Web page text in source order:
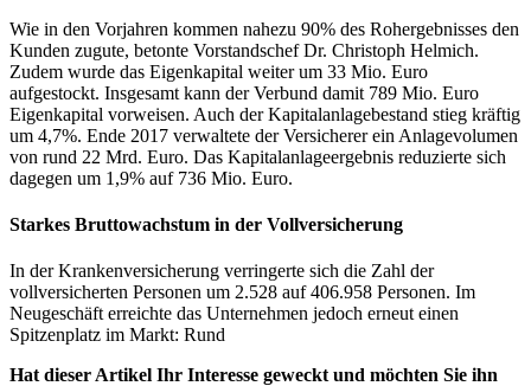
Wie in den Vorjahren kommen nahezu 90% des Rohergebnisses den
Kunden zugute, betonte Vorstandschef Dr. Christoph Helmich.
Zudem wurde das Eigenkapital weiter um 33 Mio. Euro
aufgestockt. Insgesamt kann der Verbund damit 789 Mio. Euro
Eigenkapital vorweisen. Auch der Kapitalanlagebestand stieg kräftig
um 4,7%. Ende 2017 verwaltete der Versicherer ein Anlagevolumen
von rund 22 Mrd. Euro. Das Kapitalanlageergebnis reduzierte sich
dagegen um 1,9% auf 736 Mio. Euro.
Starkes Bruttowachstum in der Vollversicherung
In der Krankenversicherung verringerte sich die Zahl der
vollversicherten Personen um 2.528 auf 406.958 Personen. Im
Neugeschäft erreichte das Unternehmen jedoch erneut einen
Spitzenplatz im Markt: Rund
Hat dieser Artikel Ihr Interesse geweckt und möchten Sie ihn